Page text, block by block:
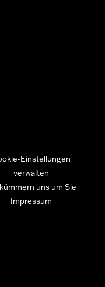
Einstellungen
verwalten
uns um Sie
Impressum